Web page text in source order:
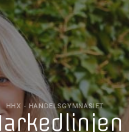
HHX - HANDELSGYMNASIET